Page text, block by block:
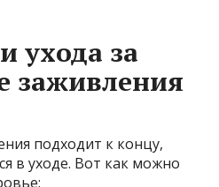
ухода за
заживления
подходит к концу,
в уходе. Вот как можно